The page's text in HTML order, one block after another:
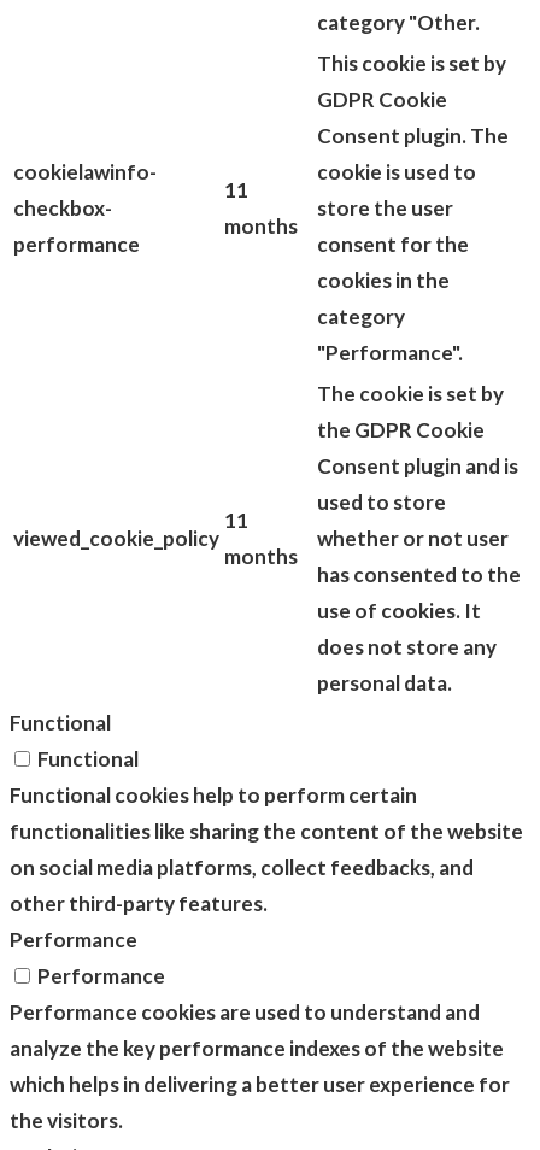
category "Other.
cookielawinfo-
checkbox-
performance
11
months
This cookie is set by
GDPR Cookie
Consent plugin. The
cookie is used to
store the user
consent for the
cookies in the
category
"Performance".
viewed_cookie_policy
11
months
The cookie is set by
the GDPR Cookie
Consent plugin and is
used to store
whether or not user
has consented to the
use of cookies. It
does not store any
personal data.
Functional
Functional
Functional cookies help to perform certain
functionalities like sharing the content of the website
on social media platforms, collect feedbacks, and
other third-party features.
Performance
Performance
Performance cookies are used to understand and
analyze the key performance indexes of the website
which helps in delivering a better user experience for
the visitors.